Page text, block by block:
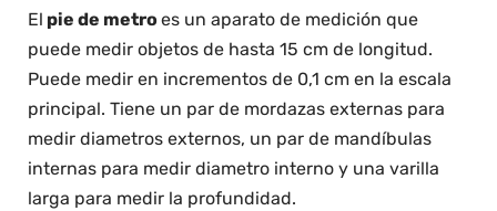
El pie de metroes un aparato de medición que
puede medir objetos de hasta 15 cm de longitud.
Puede medir en incrementos de 0,1 cm en la escala
principal. Tiene un par de mordazas externas para
medir diametros externos, un par de mandíbulas
internas para medir diametro interno y una varilla
larga para medir la profundidad.